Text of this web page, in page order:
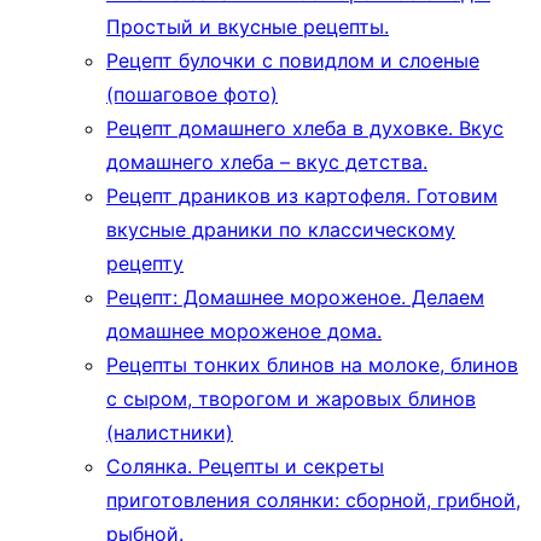
Простый и вкусные рецепты.
Рецепт булочки с повидлом и слоеные
(пошаговое фото)
Рецепт домашнего хлеба в духовке. Вкус
домашнего хлеба – вкус детства.
Рецепт драников из картофеля. Готовим
вкусные драники по классическому
рецепту
Рецепт: Домашнее мороженое. Делаем
домашнее мороженое дома.
Рецепты тонких блинов на молоке, блинов
с сыром, творогом и жаровых блинов
(налистники)
Солянка. Рецепты и секреты
приготовления солянки: сборной, грибной,
рыбной.